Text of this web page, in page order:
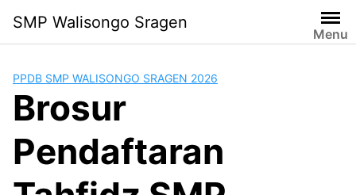
konten
SMP Walisongo Sragen
Menu
PPDB SMP WALISONGO SRAGEN 2026
Brosur
Pendaftaran